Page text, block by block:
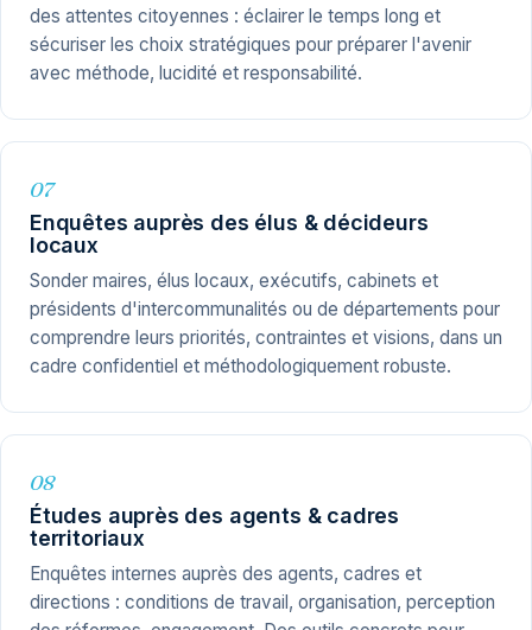
des attentes citoyennes : éclairer le temps long et
sécuriser les choix stratégiques pour préparer l'avenir
avec méthode, lucidité et responsabilité.
07
Enquêtes auprès des élus & décideurs
locaux
Sonder maires, élus locaux, exécutifs, cabinets et
présidents d'intercommunalités ou de départements pour
comprendre leurs priorités, contraintes et visions, dans un
cadre confidentiel et méthodologiquement robuste.
08
Études auprès des agents & cadres
territoriaux
Enquêtes internes auprès des agents, cadres et
directions : conditions de travail, organisation, perception